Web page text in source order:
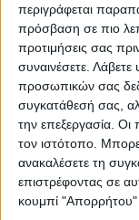
περιγράφεται
πρόσβαση σε πιο
προτιμήσεις σας
συναινέσετε. Λάβετε
προσωπικών σας
συγκατάθεσή σας,
την επεξεργασία. Οι
τον ιστότοπο.
ανακαλέσετε τη
επιστρέφοντας σε
κουμπί "Απορρήτου"